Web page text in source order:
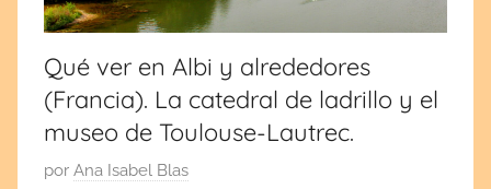
España
Europa
¡Visita
blog!
Qué ver en Albi y alrededores
(Francia). La catedral de ladrillo y el
museo de Toulouse-Lautrec.
P
por Ana Isabel Blas